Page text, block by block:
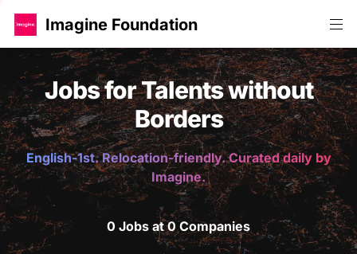
Imagine Foundation
Jobs for Talents without
Borders
English-1st. Relocation-friendly. Curated daily by
Imagine.
0 Jobs at 0 Companies